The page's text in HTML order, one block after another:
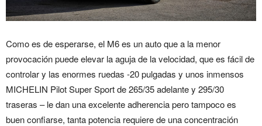
Como es de esperarse, el M6 es un auto que a la menor
provocación puede elevar la aguja de la velocidad, que es fácil de
controlar y las enormes ruedas -20 pulgadas y unos inmensos
MICHELIN Pilot Super Sport de 265/35 adelante y 295/30
traseras – le dan una excelente adherencia pero tampoco es
buen confiarse, tanta potencia requiere de una concentración